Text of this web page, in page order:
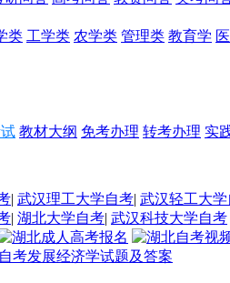
类 工学类 农学类 管理类 教育学
教材大纲 免考办理 转考办理 实
| 武汉理工大学自考| 武汉轻工大
| 湖北大学自考| 武汉科技大学自考
考发展经济学试题及答案